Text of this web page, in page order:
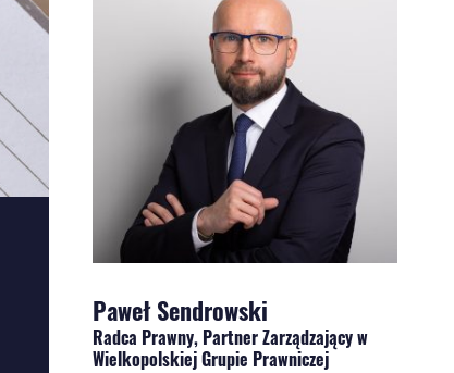
Paweł Sendrowski
Radca Prawny, Partner Zarządzający w
Wielkopolskiej Grupie Prawniczej